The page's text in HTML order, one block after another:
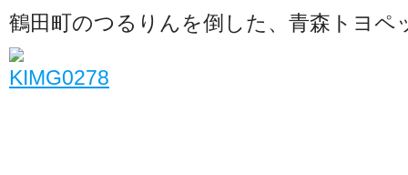
鶴田町のつるりんを倒した、青森トヨペ